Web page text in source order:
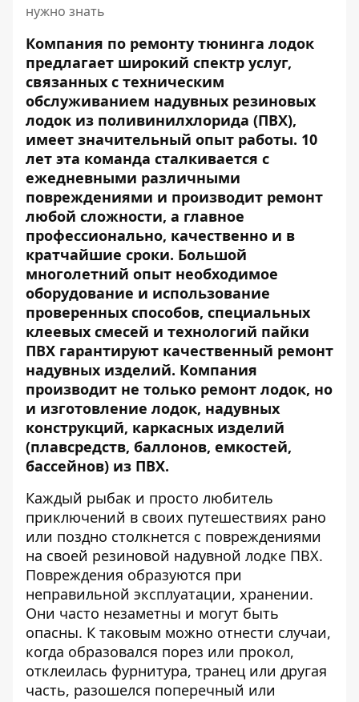
нужно знать
Компания по ремонту тюнинга лодок
предлагает широкий спектр услуг,
связанных с техническим
обслуживанием надувных резиновых
лодок из поливинилхлорида (ПВХ),
имеет значительный опыт работы. 10
лет эта команда сталкивается с
ежедневными различными
повреждениями и производит ремонт
любой сложности, а главное
профессионально, качественно и в
кратчайшие сроки. Большой
многолетний опыт необходимое
оборудование и использование
проверенных способов, специальных
клеевых смесей и технологий пайки
ПВХ гарантируют качественный ремонт
надувных изделий. Компания
производит не только ремонт лодок, но
и изготовление лодок, надувных
конструкций, каркасных изделий
(плавсредств, баллонов, емкостей,
бассейнов) из ПВХ.
Каждый рыбак и просто любитель
приключений в своих путешествиях рано
или поздно столкнется с повреждениями
на своей резиновой надувной лодке ПВХ.
Повреждения образуются при
неправильной эксплуатации, хранении.
Они часто незаметны и могут быть
опасны. К таковым можно отнести случаи,
когда образовался порез или прокол,
отклеилась фурнитура, транец или другая
часть, разошелся поперечный или